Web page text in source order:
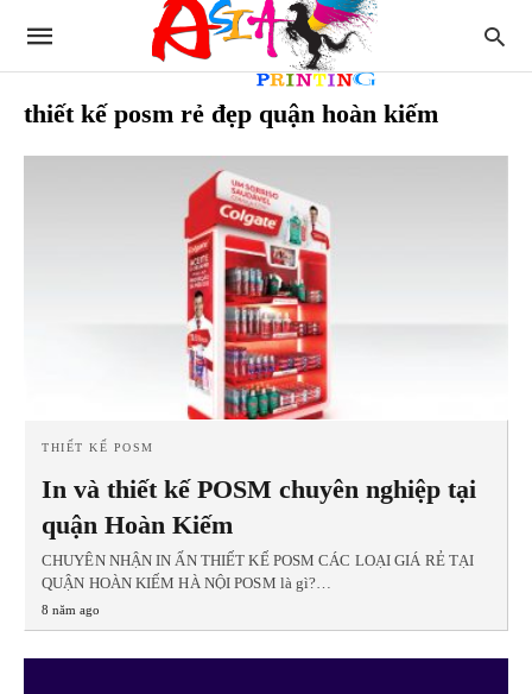
thiết kế posm rẻ đẹp quận hoàn kiếm
THIẾT KẾ POSM
In và thiết kế POSM chuyên nghiệp tại
quận Hoàn Kiếm
CHUYÊN NHẬN IN ẤN THIẾT KẾ POSM CÁC LOẠI GIÁ RẺ TẠI
QUẬN HOÀN KIẾM HÀ NỘI POSM là gì?…
8 năm ago